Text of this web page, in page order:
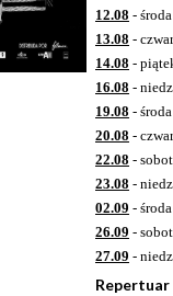
12.08 - środa
13.08 -
14.08 -
16.08 -
19.08 - środa
20.08 -
22.08 -
23.08 -
02.09 - środa
26.09 -
27.09 -
Repertuar